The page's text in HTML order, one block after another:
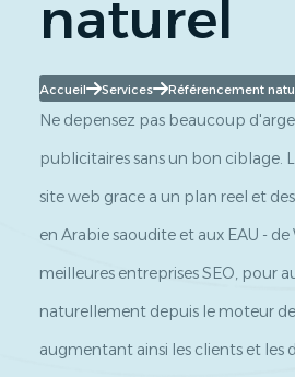
naturel
Accueil Services Référencement
Ne depensez pas beaucoup
publicitaires sans un bon ciblage.
site web grace a un plan reel et
en Arabie saoudite et aux EAU -
meilleures entreprises SEO, pour
naturellement depuis le moteur
augmentant ainsi les clients et les